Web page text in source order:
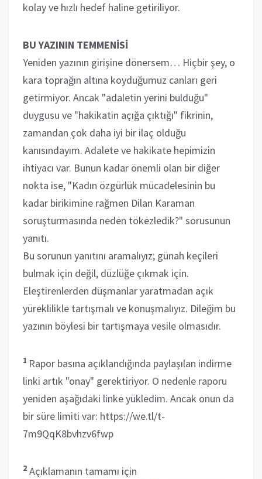
kolay ve hızlı hedef haline getiriliyor.
BU YAZININ TEMMENİSİ
Yeniden yazının girişine dönersem… Hiçbir şey, o
kara toprağın altına koyduğumuz canları geri
getirmiyor. Ancak "adaletin yerini bulduğu"
duygusu ve "hakikatin açığa çıktığı" fikrinin,
zamandan çok daha iyi bir ilaç olduğu
kanısındayım. Adalete ve hakikate hepimizin
ihtiyacı var. Bunun kadar önemli olan bir diğer
nokta ise, "Kadın özgürlük mücadelesinin bu
kadar birikimine rağmen Dilan Karaman
soruşturmasında neden tökezledik?" sorusunun
yanıtı.
Bu sorunun yanıtını aramalıyız; günah keçileri
bulmak için değil, düzlüğe çıkmak için.
Eleştirenlerden düşmanlar yaratmadan açık
yüreklilikle tartışmalı ve konuşmalıyız. Dileğim bu
yazının böylesi bir tartışmaya vesile olmasıdır.
1 Rapor basına açıklandığında paylaşılan indirme
linki artık "onay" gerektiriyor. O nedenle raporu
yeniden aşağıdaki linke yükledim. Ancak onun da
bir süre limiti var: https://we.tl/t-
7m9QqK8bvhzv6fwp
2 Açıklamanın tamamı için